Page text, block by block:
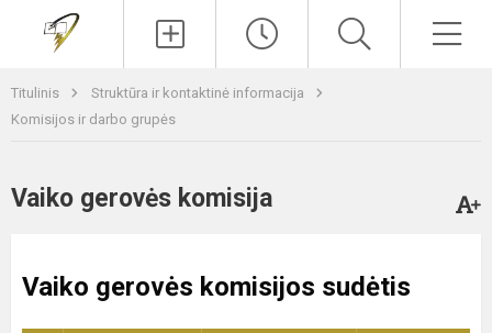
Titulinis
Struktūra ir kontaktinė informacija
Komisijos ir darbo grupės
Vaiko gerovės komisija
Vaiko gerovės komisijos sudėtis